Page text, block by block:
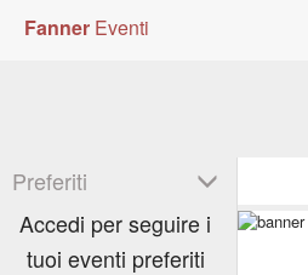
Fanner Eventi
Preferiti
Accedi per seguire i
tuoi eventi preferiti